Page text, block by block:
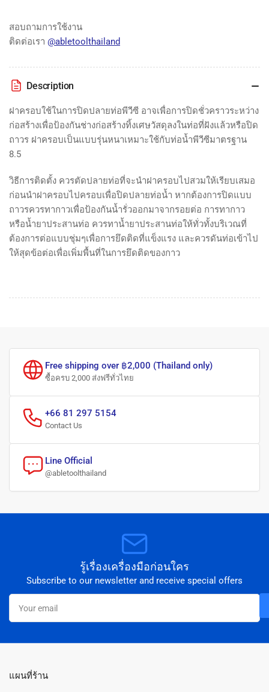
ช้าง
scg-
pipe
scg-
pipe
สอบถามการใช้งาน
ติดต่อเรา @abletoolthailand
Description
ฝาครอบใช้ในการปิดปลายท่อพีวีซี อาจเพื่อการปิดชั่วคราวระหว่าง
ก่อสร้างเพื่อป้องกันช่างก่อสร้างทิ้งเศษวัสดุลงในท่อที่ฝังแล้วหรือปิด
ถาวร ฝาครอบเป็นแบบรุ่นหนาเหมาะใช้กับท่อน้ำพีวีซีมาตรฐาน
8.5
วิธีการติดตั้ง ควรตัดปลายท่อที่จะนำฝาครอบไปสวมให้เรียบเสมอ
ก่อนนำฝาครอบไปครอบเพื่อปิดปลายท่อน้ำ หากต้องการปิดแบบ
ถาวรควรทากาวเพื่อป้องกันน้ำรั่วออกมาจากรอยต่อ การทากาว
หรือน้ำยาประสานท่อ ควรทาน้ำยาประสานท่อให้ทั่วทั้งบริเวณที่
ต้องการต่อแบบชุ่มๆเพื่อการยึดติดที่แข็งแรง และควรดันท่อเข้าไป
ให้สุดข้อต่อเพื่อเพิ่มพื้นที่ในการยึดติดของกาว
Free shipping over ฿2,000 (Thailand only)
ซื้อครบ 2,000 ส่งฟรีทั่วไทย
+66 81 297 5154
Contact Us
Line Official
@abletoolthailand
รู้เรื่องเครื่องมือก่อนใคร
Subscribe to our newsletter and receive special offers
Your
email
แผนที่ร้าน